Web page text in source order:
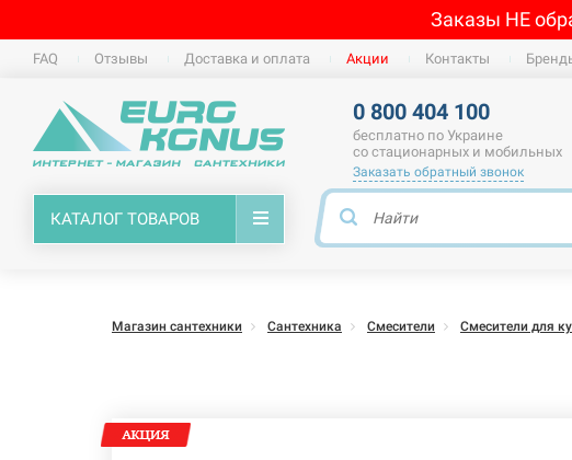
Заказы НЕ
FAQ Отзывы Доставка и оплата Акции Контакты
0 800 404 100
бесплатно по Украине
со стационарных и мобильных
Заказать обратный звонок
КАТАЛОГ ТОВАРОВ
Магазин сантехники Сантехника Смесители Смесители для